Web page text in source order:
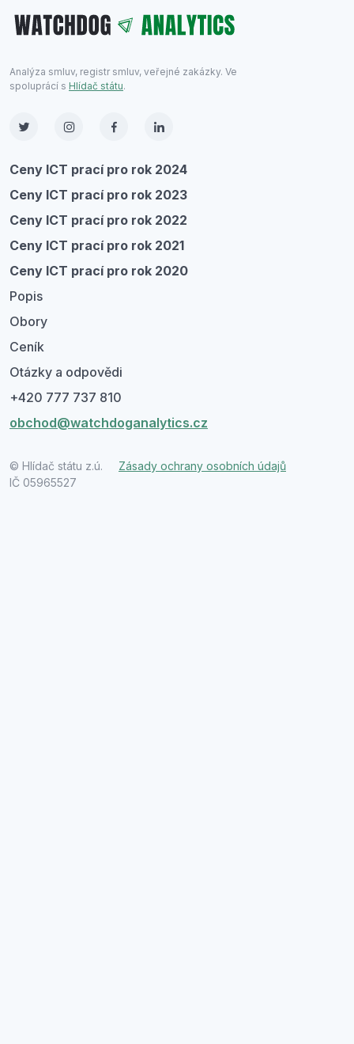
Analýza smluv, registr smluv, veřejné zakázky. Ve
spoluprácí s Hlídač státu.
Ceny ICT prací pro rok 2024
Ceny ICT prací pro rok 2023
Ceny ICT prací pro rok 2022
Ceny ICT prací pro rok 2021
Ceny ICT prací pro rok 2020
Popis
Obory
Ceník
Otázky a odpovědi
+420 777 737 810
obchod@watchdoganalytics.cz
© Hlídač státu z.ú. Zásady ochrany osobních údajů
IČ 05965527